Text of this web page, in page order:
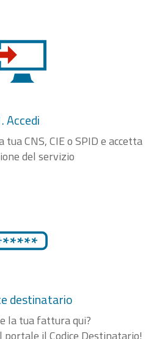
Accedi
CNS, CIE o SPID e accetta
del servizio
destinatario
la tua fattura qui?
il Codice Destinatario!